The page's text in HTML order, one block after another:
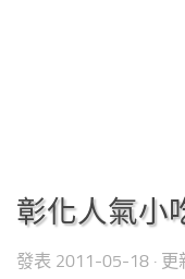
彰化人氣小
發表 2011-05-18 · 更